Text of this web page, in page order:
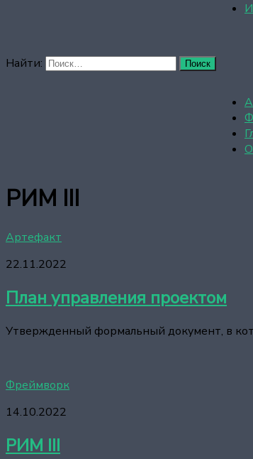
Найти:
РИМ III
Артефакт
22.11.2022
План управления проектом
Утвержденный формальный документ, в
Фреймворк
14.10.2022
РИМ III